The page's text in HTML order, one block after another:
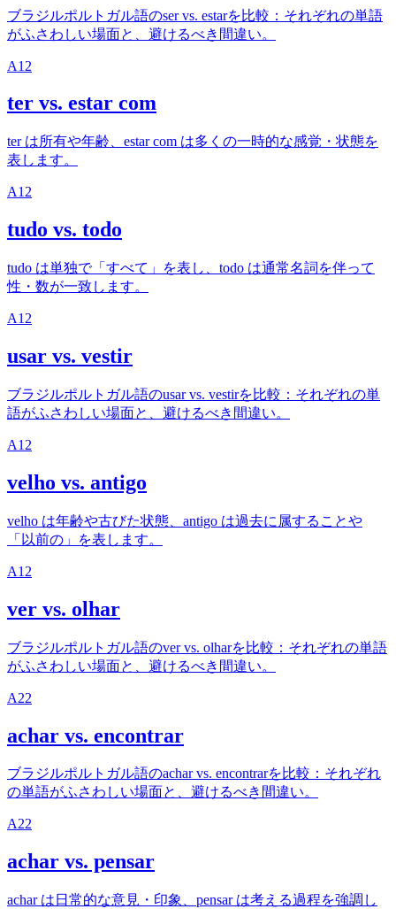
ブラジルポルトガル語のser vs. estarを比較：それぞれの単語
がふさわしい場面と、避けるべき間違い。
A1 2
ter vs. estar com
ter は所有や年齢、estar com は多くの一時的な感覚・状態を
表します。
A1 2
tudo vs. todo
tudo は単独で「すべて」を表し、todo は通常名詞を伴って
性・数が一致します。
A1 2
usar vs. vestir
ブラジルポルトガル語のusar vs. vestirを比較：それぞれの単
語がふさわしい場面と、避けるべき間違い。
A1 2
velho vs. antigo
velho は年齢や古びた状態、antigo は過去に属することや
「以前の」を表します。
A1 2
ver vs. olhar
ブラジルポルトガル語のver vs. olharを比較：それぞれの単語
がふさわしい場面と、避けるべき間違い。
A22
achar vs. encontrar
ブラジルポルトガル語のachar vs. encontrarを比較：それぞれ
の単語がふさわしい場面と、避けるべき間違い。
A22
achar vs. pensar
achar は日常的な意見・印象、pensar は考える過程を強調し